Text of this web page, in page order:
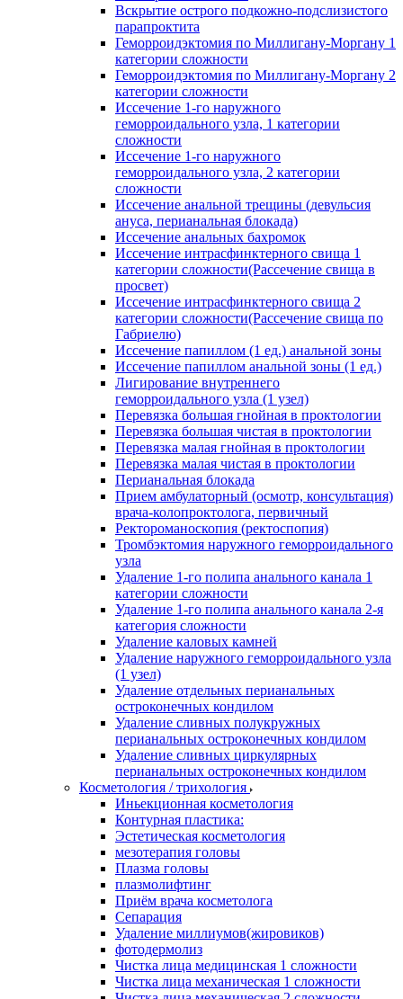
Вскрытие острого подкожно-подслизистого
парапроктита
Геморроидэктомия по Миллигану-Моргану 1
категории сложности
Геморроидэктомия по Миллигану-Моргану 2
категории сложности
Иссечение 1-го наружного
геморроидального узла, 1 категории
сложности
Иссечение 1-го наружного
геморроидального узла, 2 категории
сложности
Иссечение анальной трещины (девульсия
ануса, перианальная блокада)
Иссечение анальных бахромок
Иссечение интрасфинктерного свища 1
категории сложности(Рассечение свища в
просвет)
Иссечение интрасфинктерного свища 2
категории сложности(Рассечение свища по
Габриелю)
Иссечение папиллом (1 ед.) анальной зоны
Иссечение папиллом анальной зоны (1 ед.)
Лигирование внутреннего
геморроидального узла (1 узел)
Перевязка большая гнойная в проктологии
Перевязка большая чистая в проктологии
Перевязка малая гнойная в проктологии
Перевязка малая чистая в проктологии
Перианальная блокада
Прием амбулаторный (осмотр, консультация)
врача-колопроктолога, первичный
Ректороманоскопия (ректоспопия)
Тромбэктомия наружного геморроидального
узла
Удаление 1-го полипа анального канала 1
категории сложности
Удаление 1-го полипа анального канала 2-я
категория сложности
Удаление каловых камней
Удаление наружного геморроидального узла
(1 узел)
Удаление отдельных перианальных
остроконечных кондилом
Удаление сливных полукружных
перианальных остроконечных кондилом
Удаление сливных циркулярных
перианальных остроконечных кондилом
Косметология / трихология
Иньекционная косметология
Контурная пластика:
Эстетическая косметология
мезотерапия головы
Плазма головы
плазмолифтинг
Приём врача косметолога
Сепарация
Удаление миллиумов(жировиков)
фотодермолиз
Чистка лица медицинская 1 сложности
Чистка лица механическая 1 сложности